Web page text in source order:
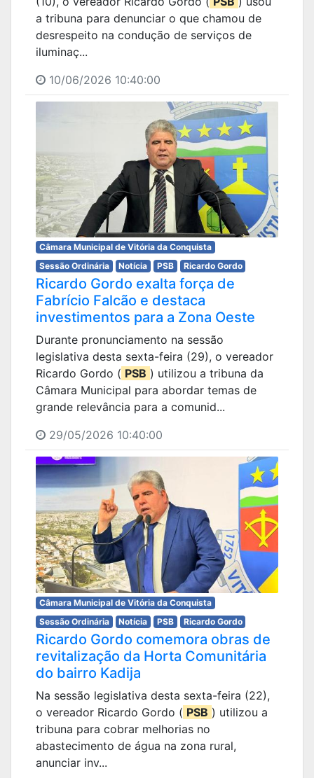
a tribuna para denunciar o que chamou de
desrespeito na condução de serviços de
iluminaç...
10/06/2026 10:40:00
Câmara Municipal de Vitória da Conquista
Sessão Ordinária
Notícia PSB Ricardo Gordo
Ricardo Gordo exalta força de
Fabrício Falcão e destaca
investimentos para a Zona Oeste
Durante pronunciamento na sessão
legislativa desta sexta-feira (29), o vereador
Ricardo Gordo ( PSB ) utilizou a tribuna da
Câmara Municipal para abordar temas de
grande relevância para a comunid...
29/05/2026 10:40:00
Câmara Municipal de Vitória da Conquista
Sessão Ordinária
Notícia PSB Ricardo Gordo
Ricardo Gordo comemora obras de
revitalização da Horta Comunitária
do bairro Kadija
Na sessão legislativa desta sexta-feira (22),
o vereador Ricardo Gordo ( PSB ) utilizou a
tribuna para cobrar melhorias no
abastecimento de água na zona rural,
anunciar inv...